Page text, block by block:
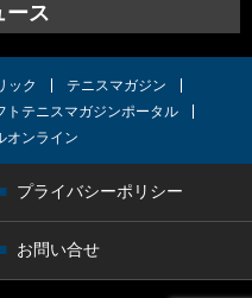
ース
ック
テニスマガジン
トテニスマガジンポータル
オンライン
プライバシーポリシー
お問い合せ